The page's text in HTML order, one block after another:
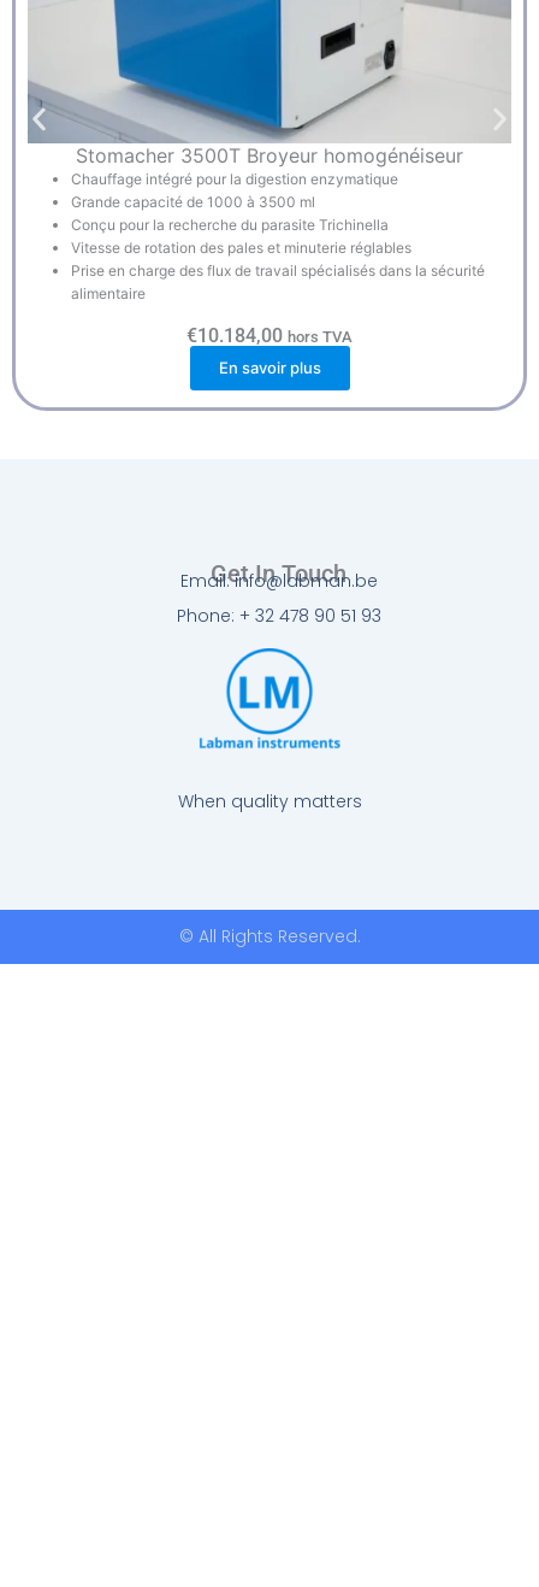
Stomacher 3500T Broyeur homogénéiseur
Chauffage intégré pour la digestion enzymatique
Grande capacité de 1000 à 3500 ml
Conçu pour la recherche du parasite Trichinella
Vitesse de rotation des pales et minuterie réglables
Prise en charge des flux de travail spécialisés dans la sécurité
alimentaire
€10.184,00 hors TVA
En savoir plus
When quality matters
Get In Touch
Email: info@labman.be
Phone: + 32 478 90 51 93
© All Rights Reserved.